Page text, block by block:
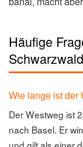
Häufige
Schwarzwald
Wie lange ist der
Der Westweg ist
nach Basel. Er